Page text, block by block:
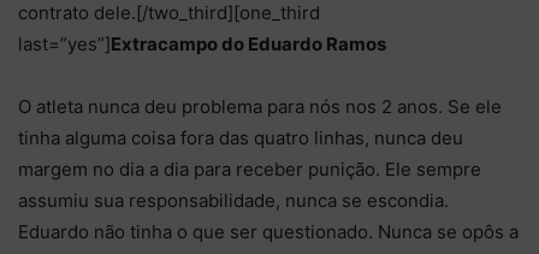
contrato dele.[/two_third][one_third
last=”yes”]Extracampo do Eduardo Ramos
O atleta nunca deu problema para nós nos 2 anos. Se ele
tinha alguma coisa fora das quatro linhas, nunca deu
margem no dia a dia para receber punição. Ele sempre
assumiu sua responsabilidade, nunca se escondia.
Eduardo não tinha o que ser questionado. Nunca se opôs a